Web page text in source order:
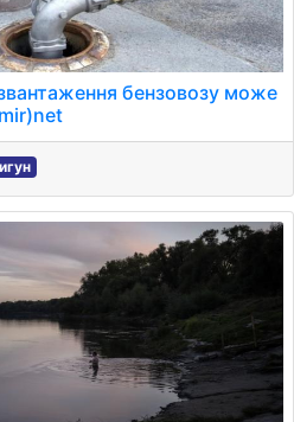
бензовозу може